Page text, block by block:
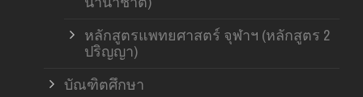
หลักสูตรแพทยศาสตร์ จุฬาฯ (หลักสูตร 2
ปริญญา)
บัณฑิตศึกษา